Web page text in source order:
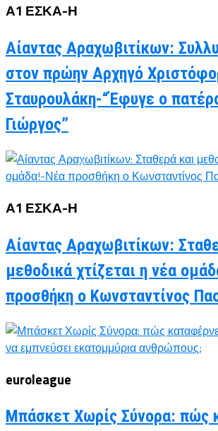
Α1 ΕΣΚΑ-Η
Αίαντας Αραχωβιτίκων:
στον πρώην Αρχηγό
Σταυρουλάκη-“Έφυγε ο
Γιώργος”
Α1 ΕΣΚΑ-Η
Αίαντας Αραχωβιτίκων:
μεθοδικά χτίζεται η νέα
προσθήκη ο Κωνσταντίνος
euroleague
Μπάσκετ Χωρίς Σύνορα: πώς